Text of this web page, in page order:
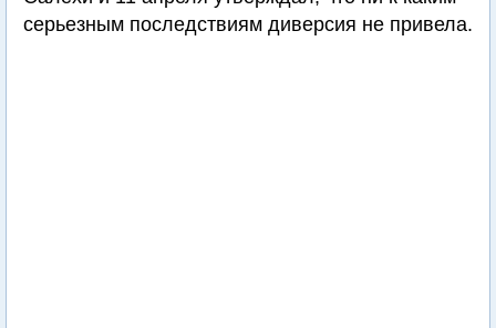
серьезным последствиям диверсия не привела.